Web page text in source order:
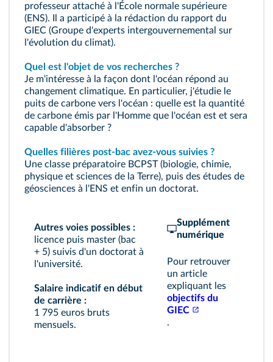
professeur attaché à l'École normale supérieure
(ENS). Il a participé à la rédaction du rapport du
GIEC (Groupe d'experts intergouvernemental sur
l'évolution du climat).
Quel est l'objet de vos recherches ?
Je m'intéresse à la façon dont l'océan répond au
changement climatique. En particulier, j'étudie le
puits de carbone vers l'océan : quelle est la quantité
de carbone émis par l'Homme que l'océan est et sera
capable d'absorber ?
Quelles filières post-bac avez-vous suivies ?
Une classe préparatoire BCPST (biologie, chimie,
physique et sciences de la Terre), puis des études de
géosciences à l'ENS et enfin un doctorat.
Autres voies possibles :
licence puis master (bac
+ 5) suivis d'un doctorat à
l'université.
Salaire indicatif en début
de carrière :
1 795 euros bruts
mensuels.
Supplément
numérique
Pour retrouver
un article
expliquant les
objectifs du
GIEC
.